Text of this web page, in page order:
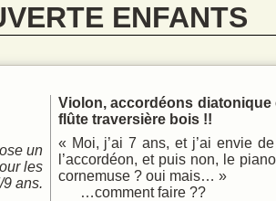
Saison 2024-2025
ENFANTS
un
les
9 ans.
Violon, accordéons
flûte traversière bois !!
« Moi, j’ai 7 ans, et j’ai envie
l’accordéon, et puis non, le
cornemuse ? oui mais… »
…comment faire ??